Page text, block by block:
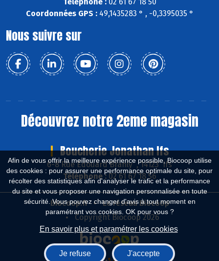
Afin de vous offrir la meilleure expérience possible, Biocoop utilise
des cookies : pour assurer une performance optimale du site, pour
récolter des statistiques afin d'analyser le trafic et la performance
du site et vous proposer une navigation personnalisée en toute
sécurité. Vous pouvez changer d'avis à tout moment en
paramétrant vos cookies. OK pour vous ?
En savoir plus et paramétrer les cookies
Je refuse J'accepte
Coordonnées GPS :49,1435283 ° , -0,3395035 °
Nous suivre sur
Découvrez notre 2eme magasin
Boucherie Jonathan Ifs
6-8 Rue Edouard Branly , 14123 Ifs
Téléphone :02 61 67 18 56
Biocoop.fr
Le réseau Biocoop
Copyright Biocoop 2026